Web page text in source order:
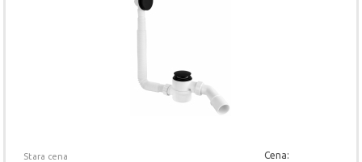
Stara cena Cena: